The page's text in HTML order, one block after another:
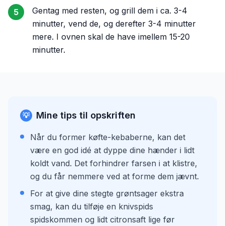
5
Gentag med resten, og grill dem i ca. 3-4
minutter, vend de, og derefter 3-4 minutter
mere. I ovnen skal de have imellem 15-20
minutter.
💡 Mine tips til opskriften
Når du former køfte-kebaberne, kan det
være en god idé at dyppe dine hænder i lidt
koldt vand. Det forhindrer farsen i at klistre,
og du får nemmere ved at forme dem jævnt.
For at give dine stegte grøntsager ekstra
smag, kan du tilføje en knivspids
spidskommen og lidt citronsaft lige før